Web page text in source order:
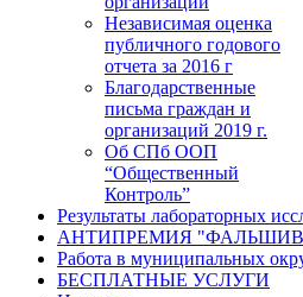
Независимая оценка
публичного годового
отчета за 2016 г
Благодарственные
письма граждан и
организаций 2019 г.
Об СПб ООП
“Общественный
Контроль”
Результаты лабораторных
АНТИПРЕМИЯ
Работа в муниципальных
БЕСПЛАТНЫЕ УСЛУГИ